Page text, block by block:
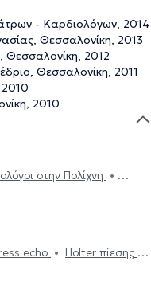
- Καρδιολόγων, 2014
Θεσσαλονίκη, 2013
Θεσσαλονίκη, 2012
Θεσσαλονίκη, 2011
2010
στην Πολίχνη
echo
Holter πίεσης